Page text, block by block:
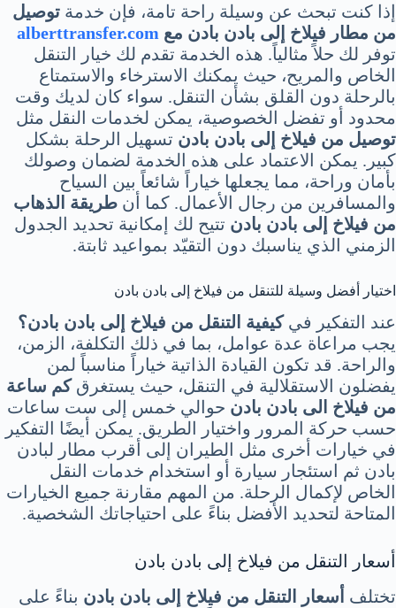
إذا كنت تبحث عن وسيلة راحة تامة، فإن خدمة توصيل
من مطار فيلاخ إلى بادن بادن مع alberttransfer.com
توفر لك حلاً مثالياً. هذه الخدمة تقدم لك خيار التنقل
الخاص والمريح، حيث يمكنك الاسترخاء والاستمتاع
بالرحلة دون القلق بشأن التنقل. سواء كان لديك وقت
محدود أو تفضل الخصوصية، يمكن لخدمات النقل مثل
توصيل من فيلاخ إلى بادن بادن تسهيل الرحلة بشكل
كبير. يمكن الاعتماد على هذه الخدمة لضمان وصولك
بأمان وراحة، مما يجعلها خياراً شائعاً بين السياح
والمسافرين من رجال الأعمال. كما أن طريقة الذهاب
من فيلاخ إلى بادن بادن تتيح لك إمكانية تحديد الجدول
الزمني الذي يناسبك دون التقيّد بمواعيد ثابتة.
اختيار أفضل وسيلة للتنقل من فيلاخ إلى بادن بادن
عند التفكير فيكيفية التنقل من فيلاخ إلى بادن بادن؟
يجب مراعاة عدة عوامل، بما في ذلك التكلفة، الزمن،
والراحة. قد تكون القيادة الذاتية خياراً مناسباً لمن
يفضلون الاستقلالية في التنقل، حيث يستغرقكم ساعة
من فيلاخ الى بادن بادن حوالي خمس إلى ست ساعات
حسب حركة المرور واختيار الطريق. يمكن أيضًا التفكير
في خيارات أخرى مثل الطيران إلى أقرب مطار لبادن
بادن ثم استئجار سيارة أو استخدام خدمات النقل
الخاص لإكمال الرحلة. من المهم مقارنة جميع الخيارات
المتاحة لتحديد الأفضل بناءً على احتياجاتك الشخصية.
أسعار التنقل من فيلاخ إلى بادن بادن
تختلف أسعار التنقل من فيلاخ إلى بادن بادن بناءً على